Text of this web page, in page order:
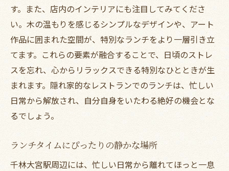
す。また、店内のインテリアにも注目してみてくださ
い。木の温もりを感じるシンプルなデザインや、アート
作品に囲まれた空間が、特別なランチをより一層引き立
てます。これらの要素が融合することで、日頃のストレ
スを忘れ、心からリラックスできる特別なひとときが生
まれます。隠れ家的なレストランでのランチは、忙しい
日常から解放され、自分自身をいたわる絶好の機会とな
るでしょう。
ランチタイムにぴったりの静かな場所
千林大宮駅周辺には、忙しい日常から離れてほっと一息